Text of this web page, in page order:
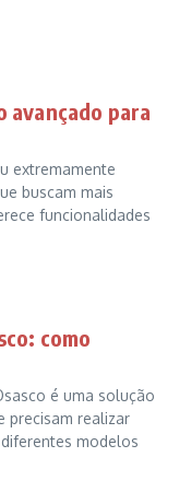
avançado para
extremamente
buscam mais
funcionalidades
como
é uma solução
precisam realizar
modelos